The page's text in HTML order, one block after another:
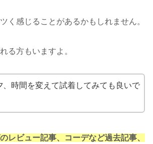
く感じることがあるかもしれません。
る方もいますよ。
、時間を変えて試着してみても良いで
レビュー記事、コーデなど過去記事、